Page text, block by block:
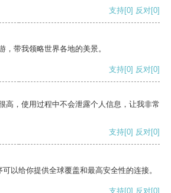
支持[0] 反对[0]
，带我领略世界各地的美景。
支持[0] 反对[0]
高，使用过程中不会泄露个人信息，让我非常
支持[0] 反对[0]
以给你提供全球覆盖和最高安全性的连接。
支持[0] 反对[0]